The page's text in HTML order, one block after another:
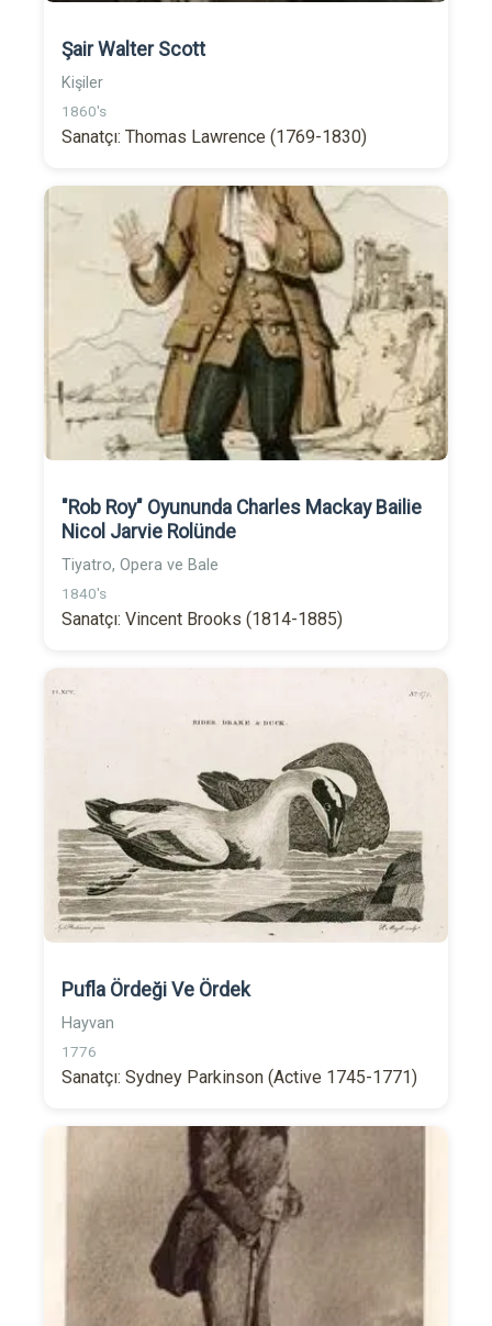
Şair Walter Scott
Kişiler
1860's
Sanatçı: Thomas Lawrence (1769-1830)
"Rob Roy" Oyununda Charles Mackay Bailie
Nicol Jarvie Rolünde
Tiyatro, Opera ve Bale
1840's
Sanatçı: Vincent Brooks (1814-1885)
Pufla Ördeği Ve Ördek
Hayvan
1776
Sanatçı: Sydney Parkinson (Active 1745-1771)